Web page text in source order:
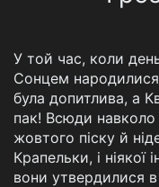
У той час, коли
Сонцем народилися
була допитлива, а
пак! Всюди
жовтого піску й
Крапельки, і ніякої
вони утвердилися